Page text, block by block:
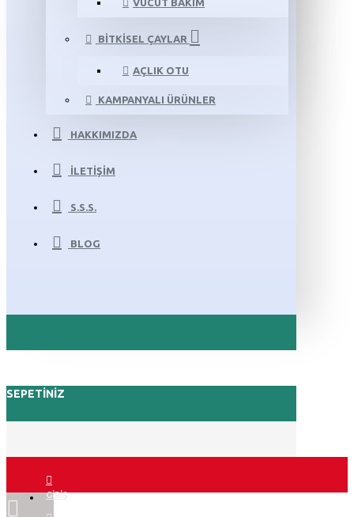
VÜCUT BAKIM
BITKISEL ÇAYLAR
AÇLIK OTU
KAMPANYALI ÜRÜNLER
HAKKIMIZDA
İLETIŞIM
S.S.S.
BLOG
SEPETINIZ
GIRIŞ